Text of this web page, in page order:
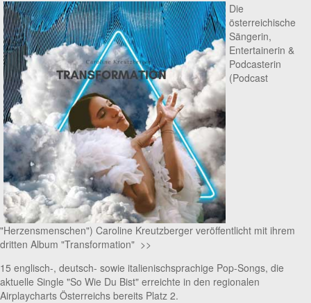
Die
österreichische
Sängerin,
Entertainerin &
Podcasterin
(Podcast
"Herzensmenschen") Caroline Kreutzberger veröffentlicht mit ihrem
dritten Album "Transformation" >>
15 englisch-, deutsch- sowie italienischsprachige Pop-Songs, die
aktuelle Single "So Wie Du Bist" erreichte in den regionalen
Airplaycharts Österreichs bereits Platz 2.